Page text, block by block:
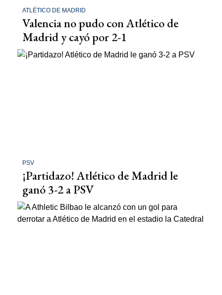
ATLÉTICO DE MADRID
Valencia no pudo con Atlético de
Madrid y cayó por 2-1
PSV
¡Partidazo! Atlético de Madrid le
ganó 3-2 a PSV